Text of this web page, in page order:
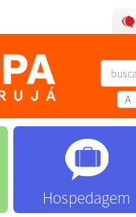
A
Hospedagem